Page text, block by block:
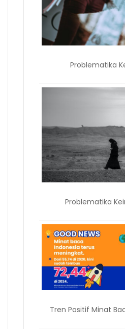
Problematika
Problematika
Tren Positif Minat